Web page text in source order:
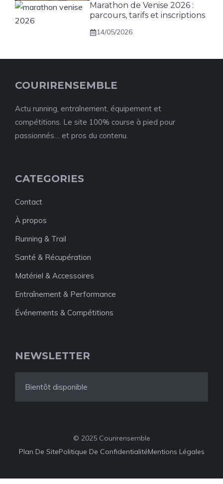
Marathon de Venise 2026 :
parcours, tarifs et inscriptions
14/05/2026
COURIRENSEMBLE
Actu running, entraînement, équipement et
compétitions. Le site 100% course à pied pour
passionnés… et pros du contenu.
CATEGORIES
Contact
À propos
Running & Trail
Santé & Récupération
Matériel & Accessoires
Entraînement & Performance
Événements & Compétitions
NEWSLETTER
Bientôt disponible
© 2025 Courirensemble
Plan De SitePolitique De ConfidentialitéMentions Légales